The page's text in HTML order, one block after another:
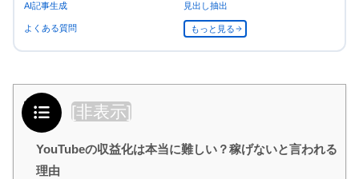
AI記事生成 見出し抽出
よくある質問 もっと見る
目次 [非表示]
YouTubeの収益化は本当に難しい？稼げないと言われる
理由